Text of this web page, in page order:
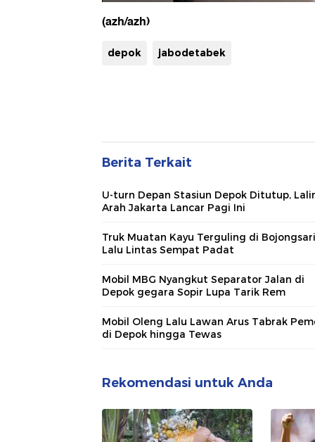
(azh/azh)
depok jabodetabek
Berita Terkait
U-turn Depan Stasiun Depok Ditutup,
Arah Jakarta Lancar Pagi Ini
Truk Muatan Kayu Terguling di
Lalu Lintas Sempat Padat
Mobil MBG Nyangkut Separator Jalan di
Depok gegara Sopir Lupa Tarik Rem
Mobil Oleng Lalu Lawan Arus Tabrak
di Depok hingga Tewas
Rekomendasi untuk Anda